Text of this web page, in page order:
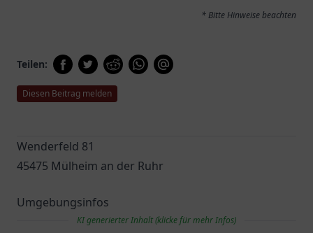
* Bitte Hinweise beachten
Teilen:
Diesen Beitrag melden
Wenderfeld 81
45475 Mülheim an der Ruhr
Umgebungsinfos
KI generierter Inhalt (klicke für mehr Infos)